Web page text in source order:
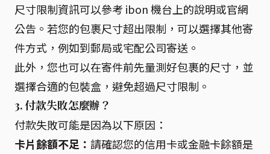
尺寸限制資訊可以參考 ibon 機台上的說明或官網
公告。若您的包裹尺寸超出限制，可以選擇其他寄
件方式，例如到郵局或宅配公司寄送。
此外，您也可以在寄件前先量測好包裹的尺寸，並
選擇合適的包裝盒，避免超過尺寸限制。
3. 付款失敗怎麼辦？
付款失敗可能是因為以下原因：
卡片餘額不足： 請確認您的信用卡或金融卡餘額是